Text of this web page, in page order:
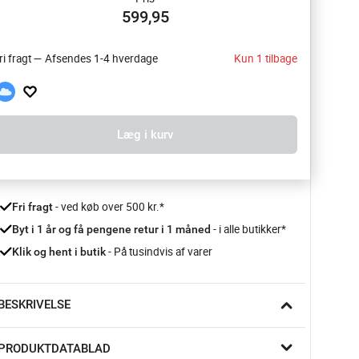
599,95
fragt — Afsendes 1-4 hverdage Kun 1 tilbage
Læg i kurv
Fri fragt - ved køb over 500 kr.*
Byt i 1 år og få pengene retur i 1 måned - i alle butikker*
Klik og hent i butik - På tusindvis af varer
til hverdag og festlige anledninger.